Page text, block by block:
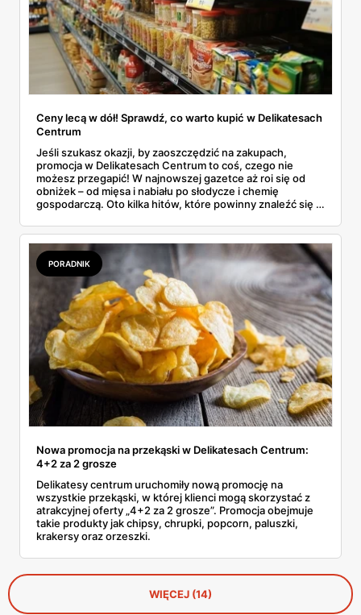
Ceny lecą w dół! Sprawdź, co warto kupić w Delikatesach
Centrum
Jeśli szukasz okazji, by zaoszczędzić na zakupach,
promocja w Delikatesach Centrum to coś, czego nie
możesz przegapić! W najnowszej gazetce aż roi się od
obniżek – od mięsa i nabiału po słodycze i chemię
gospodarczą. Oto kilka hitów, które powinny znaleźć się w
PORADNIK
Nowa promocja na przekąski w Delikatesach Centrum:
4+2 za 2 grosze
Delikatesy centrum uruchomiły nową promocję na
wszystkie przekąski, w której klienci mogą skorzystać z
atrakcyjnej oferty „4+2 za 2 grosze”. Promocja obejmuje
takie produkty jak chipsy, chrupki, popcorn, paluszki,
krakersy oraz orzeszki.
WIĘCEJ (14)